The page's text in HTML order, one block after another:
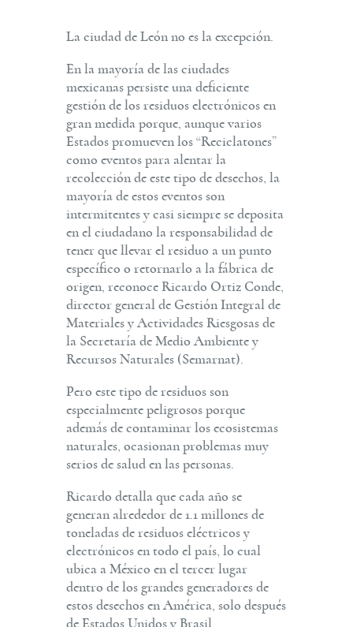
La ciudad de León no es la excepción.
En la mayoría de las ciudades
mexicanas persiste una deficiente
gestión de los residuos electrónicos en
gran medida porque, aunque varios
Estados promueven los “Reciclatones”
como eventos para alentar la
recolección de este tipo de desechos, la
mayoría de estos eventos son
intermitentes y casi siempre se deposita
en el ciudadano la responsabilidad de
tener que llevar el residuo a un punto
específico o retornarlo a la fábrica de
origen, reconoce Ricardo Ortiz Conde,
director general de Gestión Integral de
Materiales y Actividades Riesgosas de
la Secretaría de Medio Ambiente y
Recursos Naturales (Semarnat).
Pero este tipo de residuos son
especialmente peligrosos porque
además de contaminar los ecosistemas
naturales, ocasionan problemas muy
serios de salud en las personas.
Ricardo detalla que cada año se
generan alrededor de 1.1 millones de
toneladas de residuos eléctricos y
electrónicos en todo el país, lo cual
ubica a México en el tercer lugar
dentro de los grandes generadores de
estos desechos en América, solo después
de Estados Unidos y Brasil.